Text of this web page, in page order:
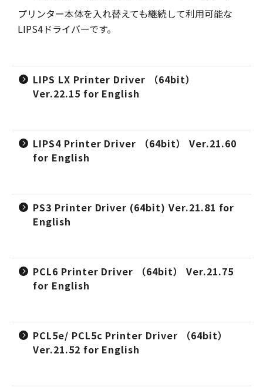
プリンター本体を入れ替えても継続して利用可能な
LIPS4ドライバーです。
LIPS LX Printer Driver （64bit）
Ver.22.15 for English
LIPS4 Printer Driver （64bit） Ver.21.60
for English
PS3 Printer Driver (64bit) Ver.21.81 for
English
PCL6 Printer Driver （64bit） Ver.21.75
for English
PCL5e/ PCL5c Printer Driver （64bit）
Ver.21.52 for English